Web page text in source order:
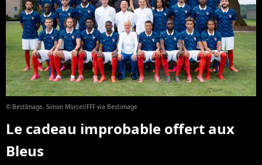
© BestImage, Simon Morcel/FFF via Bestimage
Le cadeau improbable offert aux
Bleus